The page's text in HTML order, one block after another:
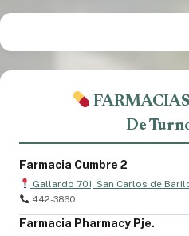
De
Farmacia Cumbre 2
Gallardo 701, San Carlos de
442-3860
Farmacia Pharmacy Pje.